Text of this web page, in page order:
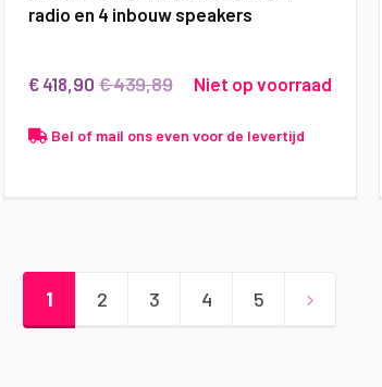
radio en 4 inbouw speakers
€ 418,90 € 439,89 Niet op voorraad
Bel of mail ons even voor de levertijd
Pagina
U lees momenteel pagina
1 Pagina
2 Pagina
3 Pagina
4 Pagina
5 Pagina
Volgende